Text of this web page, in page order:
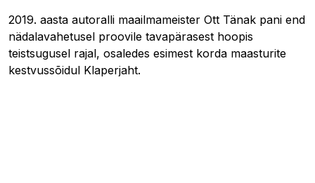
2019. aasta autoralli maailmameister Ott Tänak pani end
nädalavahetusel proovile tavapärasest hoopis
teistsugusel rajal, osaledes esimest korda maasturite
kestvussõidul Klaperjaht.